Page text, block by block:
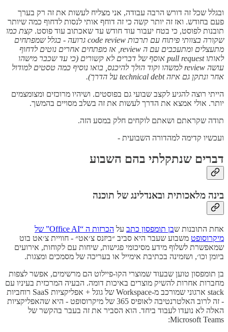
ובגלל שכל זה דורש הרבה עבודה, אני מצליח לעשות את זה רק בערך
פעם בחודש. ואז זה יותר קשה כי זה דוחף אותי לנסות לדחוף כמה שיותר
תובנות לפוסט, כי בטח יעבור עוד חודש עד שאכתוב עוד פוסט. קצת כמו
שקורה בצוותי פיתוח עם תרבות code review גרועה - בגלל שמפתחים
מתעצלים ומתעכבים עם ה review, אז מפתחים אחרים נוטים לדחוף
לאותו pull request אוסף של דברים לא קשורים (כי עד שכבר מישהו
עושה review למשהו וקוד הולך להיכנס, בואו נוסיף כמה טסטים למודול
אחר ונתקן גם איזה technical debt על הדרך).
הייתי רוצה להגיע לקצב שבועי גם בפוסטים. ושיהיו מרוכזים ומצומצמים
יותר. אולי אמצא את הדרך לעשות את זה בשלב מסויים בהמשך.
תודה שקראתם ושאתם לוקחים חלק במסע הזה.
ועכשיו קדימה למהדורה השבועית -
דברים שנתקלתי בהם השבוע
בינה מלאכותית ובאנדלינג של תוכנה
אחת התובנות שבן תומפסון כתב על
הכרזות ה “Office AI” של
מיקרוסופט משבוע שעבר היא סביב ״ביזנס צ׳אט״ - חוויית צ׳אט בוט
שמאפשרת לשלוף מידע מסיכומי פגישות, שיחות עם לקוחות, אירועים
ביומן וכו׳, ושזמינה בכתיבת אימייל או בעריכה של מסמכים ומצגות.
בן תומפסון טוען שבעוד שמוצרי הקו-פיילוט הם מרשימים, אפשר לצפות
מחברות אחרות להשיק מוצרים באיכות דומה. הבעיה המרכזית בעיניו עם
stack ארגוני שמורכב מ-Workspace של גוגל + אפליקציות SaaS רוחביות
- זה לרוב האלטרנטיבה לאופיס 365 של מיקרוסופט - היא שהאפליקציות
האלה לא נועדו לעבוד ביחד. הוא הסביר את זה בעבר בהקשר של
Microsoft Teams: